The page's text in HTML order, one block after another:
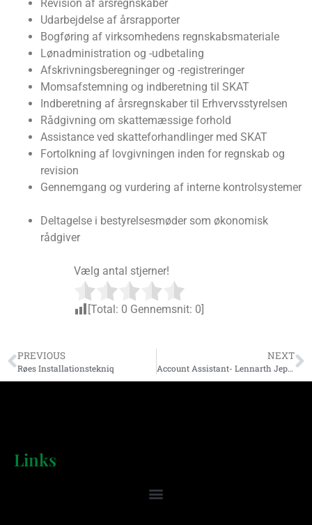
Revision af årsregnskaber
Udarbejdelse af årsrapporter
Bogføring af virksomhedens regnskabsmateriale
Lønadministration og -udbetaling
Afskrivningsberegninger og -registreringer
Momsafstemning og indberetning til SKAT
Indberetning af årsregnskaber til Erhvervsstyrelsen
Rådgivning om skattemæssige forhold
Assistance ved skatteforhandlinger med SKAT
Fortolkning af lovgivningen inden for regnskab og
revision
Gennemgang og vurdering af interne kontrolsystemer
Deltagelse i bestyrelsesmøder som økonomisk
rådgiver
Vælg antal stjerner!
[Total: 0 Gennemsnit: 0
PREVIOUS
Røes Installationstekniq
NEXT
Account Assistant- Lennarth Jepsen
Links